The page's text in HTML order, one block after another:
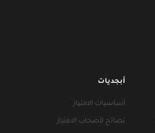
أبجديات
أساسيات الامتياز
نصائح لأصحاب الامتياز